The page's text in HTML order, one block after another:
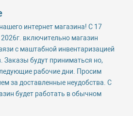
интернет магазина! С 17
2026г. включительно магазин
с маштабной инвентаризацией
Заказы будут приниматься но,
рабочие дни. Просим
за доставленные неудобства. С
будет работать в обычном